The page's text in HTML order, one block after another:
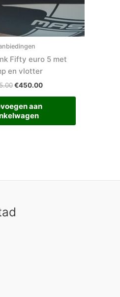
Fifty euro 5 met
en vlotter
€450.00
aan